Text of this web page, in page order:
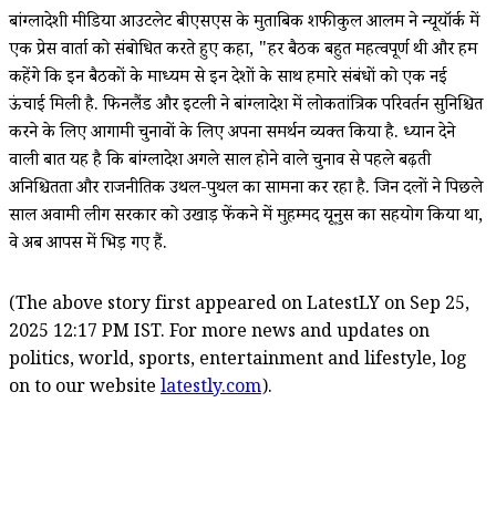
बांग्लादेशी मीडिया आउटलेट बीएसएस के मुताबिक शफीकुल आलम ने न्यूयॉर्क में
एक प्रेस वार्ता को संबोधित करते हुए कहा, "हर बैठक बहुत महत्वपूर्ण थी और हम
कहेंगे कि इन बैठकों के माध्यम से इन देशों के साथ हमारे संबंधों को एक नई
ऊंचाई मिली है. फिनलैंड और इटली ने बांग्लादेश में लोकतांत्रिक परिवर्तन सुनिश्चित
करने के लिए आगामी चुनावों के लिए अपना समर्थन व्यक्त किया है. ध्यान देने
वाली बात यह है कि बांग्लादेश अगले साल होने वाले चुनाव से पहले बढ़ती
अनिश्चितता और राजनीतिक उथल-पुथल का सामना कर रहा है. जिन दलों ने पिछले
साल अवामी लीग सरकार को उखाड़ फेंकने में मुहम्मद यूनुस का सहयोग किया था,
वे अब आपस में भिड़ गए हैं.
(The above story first appeared on LatestLY on Sep 25,
2025 12:17 PM IST. For more news and updates on
politics, world, sports, entertainment and lifestyle, log
on to our website latestly.com).